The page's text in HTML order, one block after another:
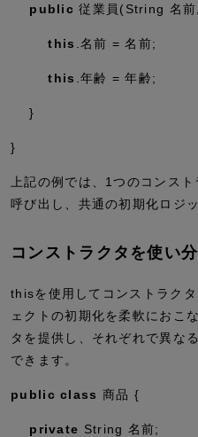
public 従業員(String 名前,
this .名前 = 名前;
this .年齢 = 年齢;
}
}
上記の例では、1つのコンス
呼び出し、共通の初期化ロジ
コンストラクタを使い
thisを使用してコンストラク
ェクトの初期化を柔軟におこ
タを提供し、それぞれで異な
できます。
public class 商品 {
private String 名前;